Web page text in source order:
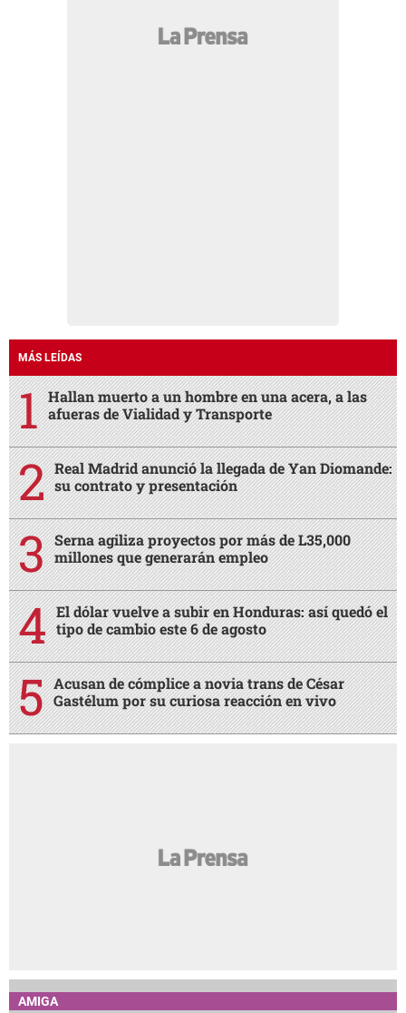
MÁS LEÍDAS
Hallan muerto a un hombre en una acera, a las
afueras de Vialidad y Transporte
Real Madrid anunció la llegada de Yan Diomande:
su contrato y presentación
Serna agiliza proyectos por más de L35,000
millones que generarán empleo
El dólar vuelve a subir en Honduras: así quedó el
tipo de cambio este 6 de agosto
Acusan de cómplice a novia trans de César
Gastélum por su curiosa reacción en vivo
AMIGA